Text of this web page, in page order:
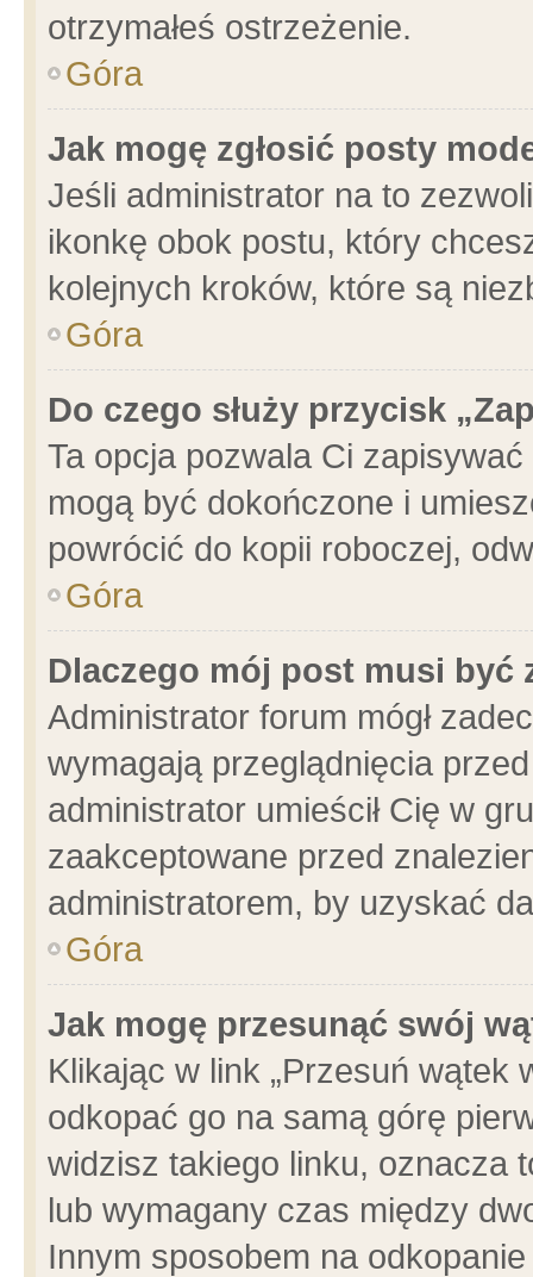
otrzymałeś ostrzeżenie.
Góra
Jak mogę zgłosić posty
Jeśli administrator na to
ikonkę obok postu, który
kolejnych kroków, które są
Góra
Do czego służy przycisk
Ta opcja pozwala Ci
mogą być dokończone i
powrócić do kopii roboczej,
Góra
Dlaczego mój post musi być
Administrator forum mógł
wymagają przeglądnięcia
administrator umieścił Cię w
zaakceptowane przed
administratorem, by uzyskać
Góra
Jak mogę przesunąć swój
Klikając w link „Przesuń wątek
odkopać go na samą górę
widzisz takiego linku, oznacza
lub wymagany czas między
Innym sposobem na